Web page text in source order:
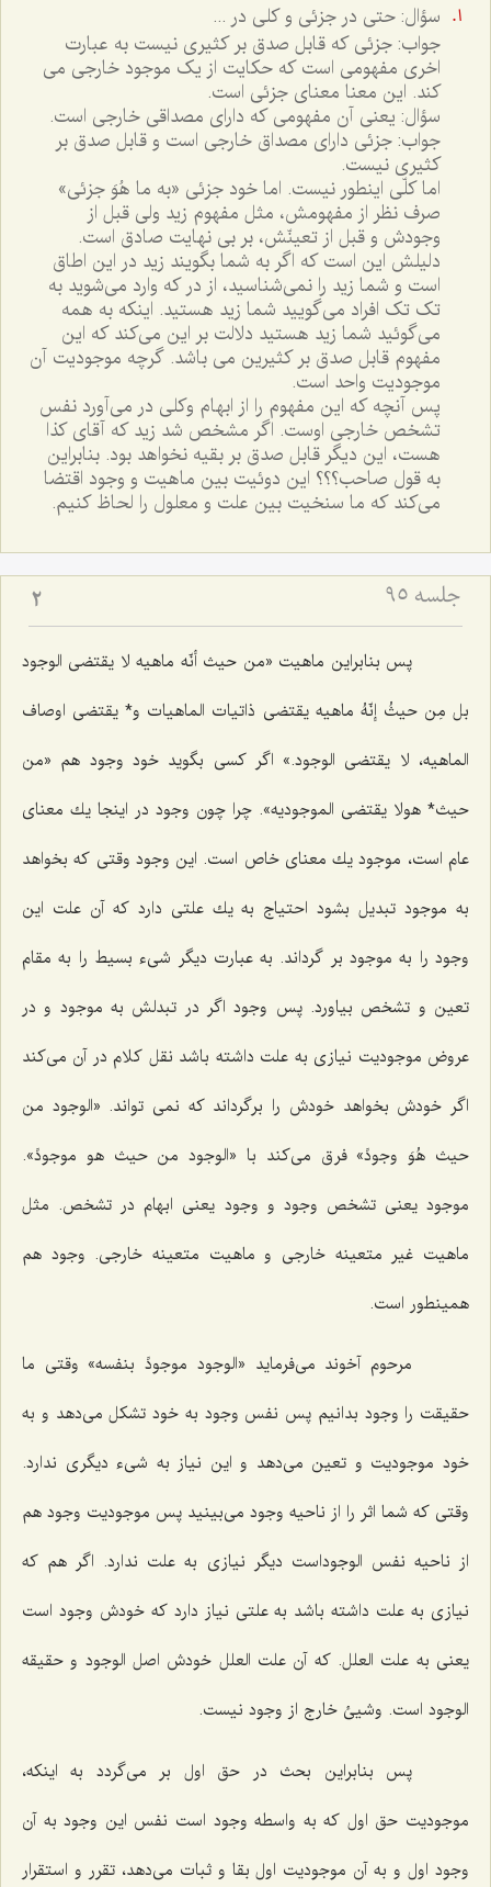
سؤال: حتى در جزئى و کلى در ...
جواب: جزئى که قابل صدق بر کثيرى نيست به عبارت
اخرى مفهومى است که حکايت از يک موجود خارجى مى
کند. اين معنا معناى جزئى است.
سؤال: يعنى آن مفهومى که داراى مصداقى خارجى است.
جواب: جزئى داراى مصداق خارجى است و قابل صدق بر
کثيرى نيست.
اما کلّى اينطور نيست. اما خود جزئى «به ما هُوَ جزئى»
صرف نظر از مفهومش، مثل مفهوم زيد ولى قبل از
وجودش و قبل از تعينّش، بر بى نهايت صادق است.
دليلش اين است که اگر به شما بگويند زيد در اين اطاق
است و شما زيد را نمى‌شناسيد، از در که وارد مى‌شويد به
تک تک افراد مى‌گوييد شما زيد هستيد. اينکه به همه
مى‌گوئيد شما زيد هستيد دلالت بر اين مى‌کند که اين
مفهوم قابل صدق بر کثيرين مى باشد. گرچه موجوديت آن
موجوديت واحد است.
پس آنچه که اين مفهوم را از ابهام وکلى در مى‌آورد نفس
تشخص خارجى اوست. اگر مشخص شد زيد که آقاى کذا
هست، اين ديگر قابل صدق بر بقيه نخواهد بود. بنابراين
به قول صاحب؟؟؟ اين دوئيت بين ماهيت و وجود اقتضا
مى‌کند که ما سنخيت بين علت و معلول را لحاظ کنيم.
جلسه ۹۵ 2
پس بنابراین ماهیت «من حیث أنّه ماهیه لا یقتضى الوجود
بل مِن حیثُ إنّهُ ماهیه یقتضى ذاتیات الماهیات و* یقتضى اوصاف
الماهیه، لا یقتضى الوجود.» اگر كسى بگوید خود وجود هم «من
حیث* هولا یقتضى الموجودیه». چرا چون وجود در اینجا یك معناى
عام است، موجود یك معناى خاص است. این وجود وقتى كه بخواهد
به موجود تبدیل بشود احتیاج به یك علتى دارد كه آن علت این
وجود را به موجود بر گرداند. به عبارت دیگر شیء بسیط را به مقام
تعین و تشخص بیاورد. پس وجود اگر در تبدلش به موجود و در
عروض موجودیت نیازى به علت داشته باشد نقل كلام در آن مى‌كند
اگر خودش بخواهد خودش را برگرداند كه نمى تواند. «الوجود من
حیث هُوَ وجودً» فرق مى‌كند با «الوجود من حیث هو موجودً».
موجود یعنى تشخص وجود و وجود یعنى ابهام در تشخص. مثل
ماهیت غیر متعینه خارجى و ماهیت متعینه خارجى. وجود هم
همینطور است.
مرحوم آخوند مى‌فرماید «الوجود موجودً بنفسه» وقتى ما
حقیقت را وجود بدانیم پس نفس وجود به خود تشكل مى‌دهد و به
خود موجودیت و تعین مى‌دهد و این نیاز به شیء دیگرى ندارد.
وقتى كه شما اثر را از ناحیه وجود مى‌بینید پس موجودیت وجود هم
از ناحیه نفس الوجوداست دیگر نیازى به علت ندارد. اگر هم كه
نیازى به علت داشته باشد به علتى نیاز دارد كه خودش وجود است
یعنى به علت العلل. كه آن علت العلل خودش اصل الوجود و حقیقه
الوجود است. وشیئ خارج از وجود نیست.
پس بنابراین بحث در حق اول بر مى‌گردد به اینكه،
موجودیت حق اول كه به واسطه وجود است نفس این وجود به آن
وجود اول و به آن موجودیت اول بقا و ثبات مى‌دهد، تقرر و استقرار